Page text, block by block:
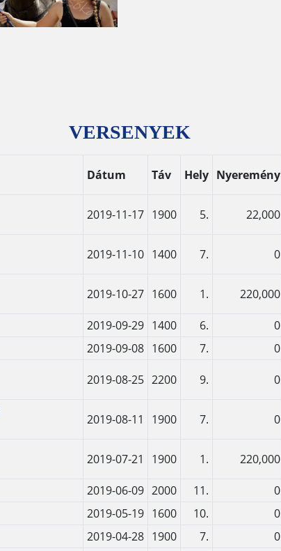
VERSENYEK
Dátum Táv Hely Nyeremény
2019-11-17 1900 5. 22,000
2019-11-10 1400 7. 0
2019-10-27 1600 1. 220,000
2019-09-29 1400 6. 0
2019-09-08 1600 7. 0
2019-08-25 2200 9. 0
2019-08-11 1900 7. 0
2019-07-21 1900 1. 220,000
2019-06-09 2000 11. 0
2019-05-19 1600 10. 0
2019-04-28 1900 7. 0